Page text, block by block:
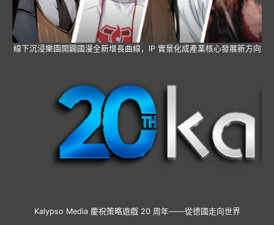
線下沉浸樂園開闢國漫全新增長曲線，IP 實景化成產業核心發展新方向
Kalypso Media 慶祝策略遊戲 20 周年——從德國走向世界